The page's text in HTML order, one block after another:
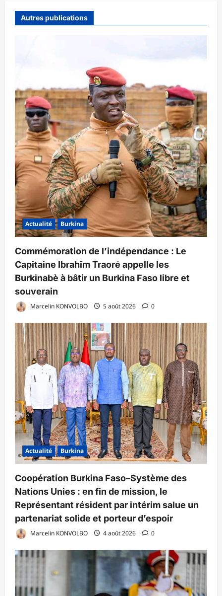
Autres publications
Actualité Burkina
Commémoration de l’indépendance : Le
Capitaine Ibrahim Traoré appelle les
Burkinabè à bâtir un Burkina Faso libre et
souverain
Marcelin KONVOLBO 5 août 2026 0
Actualité Burkina
Coopération Burkina Faso–Système des
Nations Unies : en fin de mission, le
Représentant résident par intérim salue un
partenariat solide et porteur d’espoir
Marcelin KONVOLBO 4 août 2026 0